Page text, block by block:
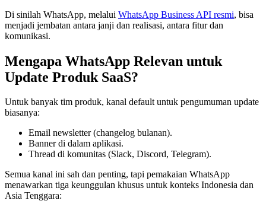
Di sinilah WhatsApp, melalui WhatsApp Business API resmi, bisa
menjadi jembatan antara janji dan realisasi, antara fitur dan
komunikasi.
Mengapa WhatsApp Relevan untuk
Update Produk SaaS?
Untuk banyak tim produk, kanal default untuk pengumuman update
biasanya:
Email newsletter (changelog bulanan).
Banner di dalam aplikasi.
Thread di komunitas (Slack, Discord, Telegram).
Semua kanal ini sah dan penting, tapi pemakaian WhatsApp
menawarkan tiga keunggulan khusus untuk konteks Indonesia dan
Asia Tenggara: